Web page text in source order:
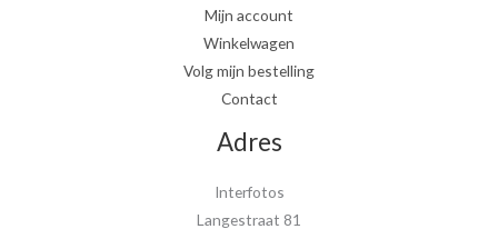
Mijn account
Winkelwagen
Volg mijn bestelling
Contact
Adres
Interfotos
Langestraat 81